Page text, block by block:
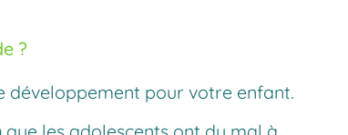
?
développement pour votre enfant.